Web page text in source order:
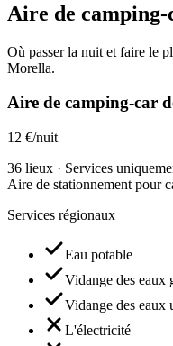
Aire de
Où passer la nuit et faire le
Morella.
Aire de camping-car
12 €/nuit
36 lieux · Services
Aire de stationnement pour
Services régionaux
Eau potable
Vidange des eaux
Vidange des eaux
L'électricité